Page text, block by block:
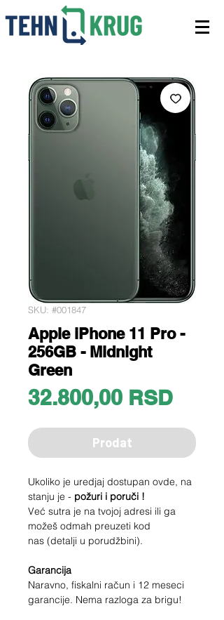
SKU: #001847
Apple iPhone 11 Pro -
256GB - Midnight
Green
32.800,00 RSDPrice
Prodat
Ukoliko je uredjaj dostupan ovde, na
stanju je - požuri i poruči !
Već sutra je na tvojoj adresi ili ga
možeš odmah preuzeti kod
nas (detalji u porudžbini).
Garancija
Naravno, fiskalni račun i 12 meseci
garancije. Nema razloga za brigu!